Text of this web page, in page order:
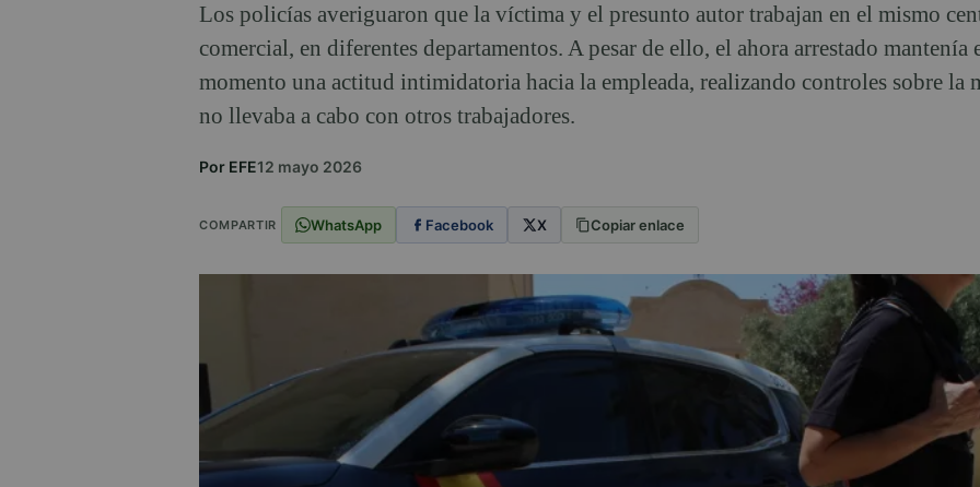
Los policías averiguaron que la víctima y el presunto autor trabajan en el mismo
comercial, en diferentes departamentos. A pesar de ello, el ahora arrestado mantenía
momento una actitud intimidatoria hacia la empleada, realizando controles sobre la
no llevaba a cabo con otros trabajadores.
Por EFE12 mayo 2026
COMPARTIR WhatsApp Facebook X Copiar enlace